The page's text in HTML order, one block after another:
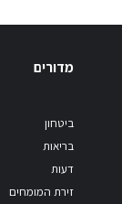
מדורים
ביטחון
בריאות
דעות
זירת המומחים